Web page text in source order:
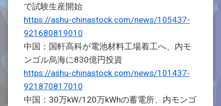
で試験生産開始
https://ashu-chinastock.com/news/105437-
921680819010
中国：国軒高科が電池材料工場着工へ、内モ
ンゴル烏海に830億円投資
https://ashu-chinastock.com/news/101437-
921870817010
中国：30万kW/120万kWhの蓄電所、内モンゴ